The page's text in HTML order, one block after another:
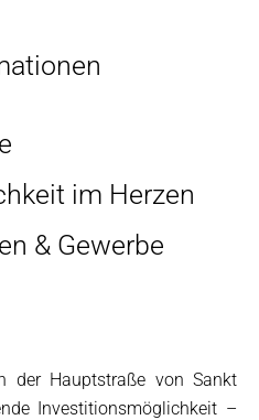
im Herzen
& Gewerbe
der Hauptstraße von Sankt
Investitionsmöglichkeit –